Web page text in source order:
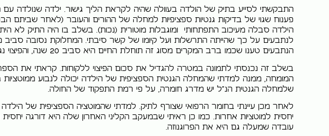
התבקשתי לסייע בתיק של הולדה בעוולה שהיה לקראת הליך גישור. ילדה שנולדה
פענוח שגוי של בדיקות גנטיות ספציפיות למחלה של ההורים והעובר (לאחר שביתם
הילדה סבלה מעיכוב התפתחותי ומוגבלות מוטורית (נכות). בשלב בו היה התיק לא
לנתבעים על כך שהייתה התרשלות ועל קיומו של קשר סיבתי. המחלוקת נסובה סביב
הנתבעים טענו שכמו ברב המקרים מסוג זה תוחלת החיים היא סביב 20 שנה, והפיצוי נגזר מכך.
בשלב זה נכנסתי לתמונה במטרה להגדיל את סכום הפיצוי ללקוחות. קראתי את
המומחה, ממנה למדתי שהמחלה הגנטית הספציפית של הילדה יכולה לנבוע ממוטציות
שלמחלה הגנטית הנ"ל יש מדרג חומרה, על פי רמת התפקוד של החולה.
לאחר מכן עיינתי בחומר הרפואי שצורף לתיק. למדתי שהמוטציה הספציפית של הילדה
יחסית למוטציות אחרות. כמו כן ראיתי שבמעקב הקליני האחרון שלה היא דורגה
עובדה שמעלה גם היא את הפרוגנוזה.